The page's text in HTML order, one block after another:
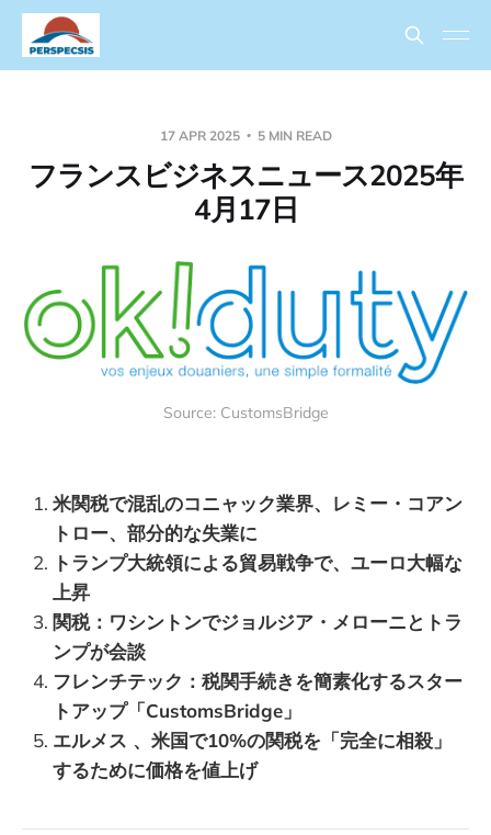
17 APR 2025 5 MIN READ
フランスビジネスニュース2025年
4月17日
Source: CustomsBridge
米関税で混乱のコニャック業界、レミー・コアン
トロー、部分的な失業に
トランプ大統領による貿易戦争で、ユーロ大幅な
上昇
関税：ワシントンでジョルジア・メローニとトラ
ンプが会談
フレンチテック：税関手続きを簡素化するスター
トアップ「CustomsBridge」
エルメス 、米国で10%の関税を「完全に相殺」
するために価格を値上げ